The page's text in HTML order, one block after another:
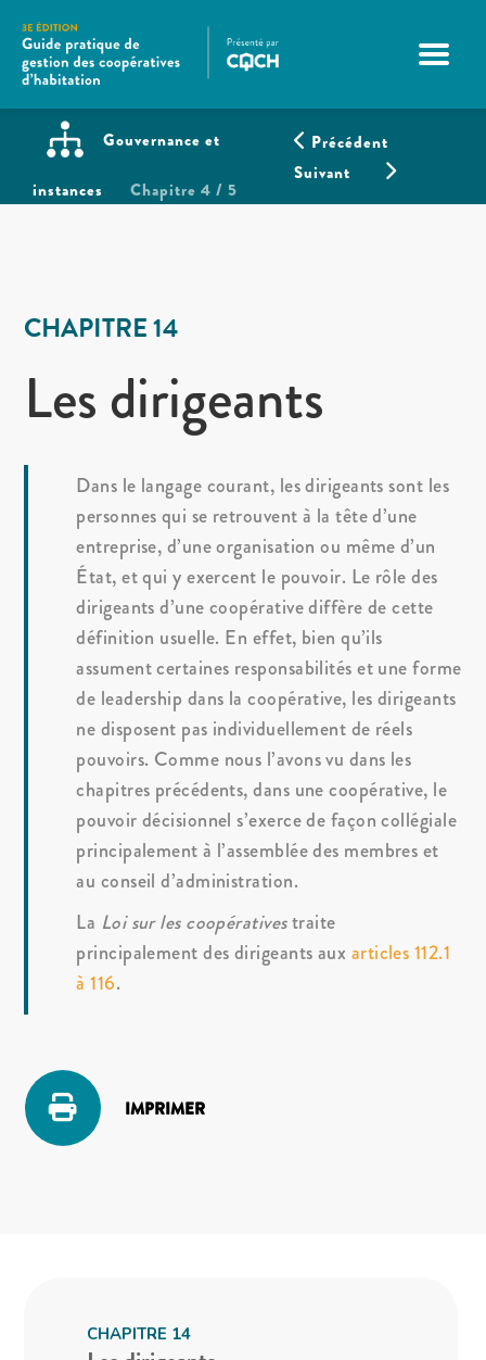
Gouvernance et
instances Chapitre 4 / 5
Précédent
Suivant
CHAPITRE 14
Les dirigeants
Dans le langage courant, les dirigeants sont les
personnes qui se retrouvent à la tête d’une
entreprise, d’une organisation ou même d’un
État, et qui y exercent le pouvoir. Le rôle des
dirigeants d’une coopérative diffère de cette
définition usuelle. En effet, bien qu’ils
assument certaines responsabilités et une forme
de leadership dans la coopérative, les dirigeants
ne disposent pas individuellement de réels
pouvoirs. Comme nous l’avons vu dans les
chapitres précédents, dans une coopérative, le
pouvoir décisionnel s’exerce de façon collégiale
principalement à l’assemblée des membres et
au conseil d’administration.
La Loi sur les coopérativestraite
principalement des dirigeants aux articles 112.1
à 116.
IMPRIMER
CHAPITRE 14